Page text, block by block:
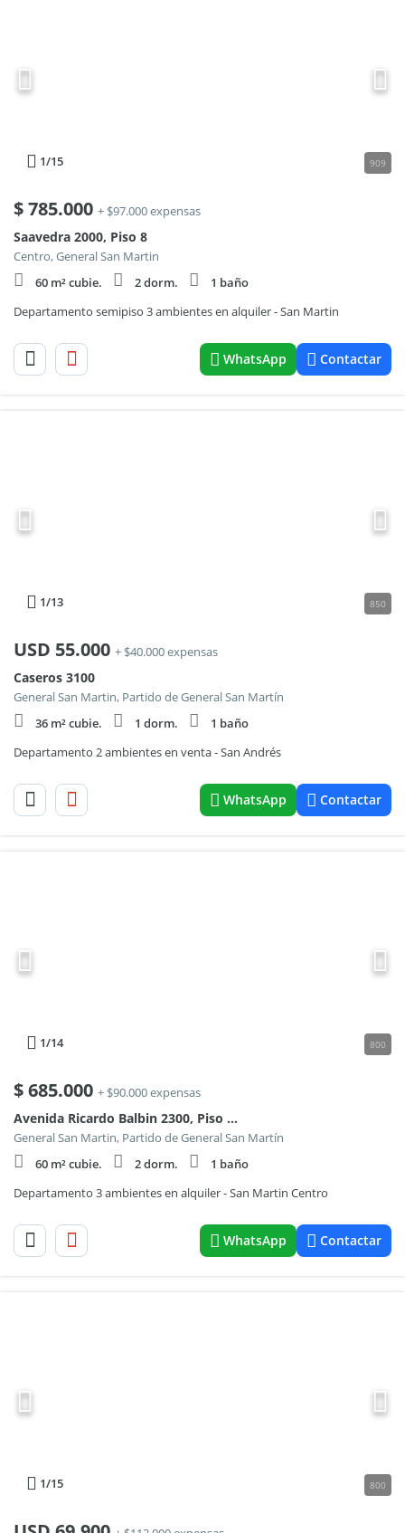
1/15 909
$785.000 + $97.000 expensas
Saavedra 2000, Piso 8
Centro, General San Martin
60 m² cubie.
2 dorm.
1 baño
Departamento semipiso 3 ambientes en alquiler - San Martin
WhatsApp Contactar
1/13 850
USD 55.000 + $40.000 expensas
Caseros 3100
General San Martin, Partido de General San Martín
36 m² cubie.
1 dorm.
1 baño
Departamento 2 ambientes en venta - San Andrés
WhatsApp Contactar
1/14 800
$685.000 + $90.000 expensas
Avenida Ricardo Balbin 2300, Piso 10
General San Martin, Partido de General San Martín
60 m² cubie.
2 dorm.
1 baño
Departamento 3 ambientes en alquiler - San Martin Centro
WhatsApp Contactar
1/15 800